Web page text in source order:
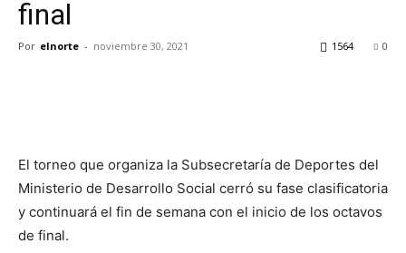
final
Por elnorte - noviembre 30, 2021 0
1564
El torneo que organiza la Subsecretaría de Deportes del
Ministerio de Desarrollo Social cerró su fase clasificatoria
y continuará el fin de semana con el inicio de los octavos
de final.